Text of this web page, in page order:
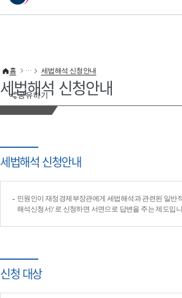
이 누리집은 대한민국 공식 전자정부 누리집입니다.
공유하기
홈 세법해석 신청안내
세법해석 신청안내
세법해석 신청안내
민원인이 재정경제부장관에게 세법해석과 관련된 일반
해석신청서)'로 신청하면 서면으로 답변을 주는 제도입
신청 대상